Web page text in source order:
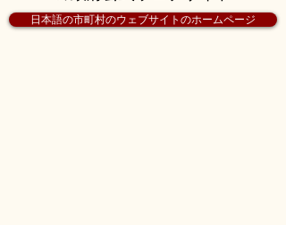
日本語の市町村のウェブサイトのホームページ